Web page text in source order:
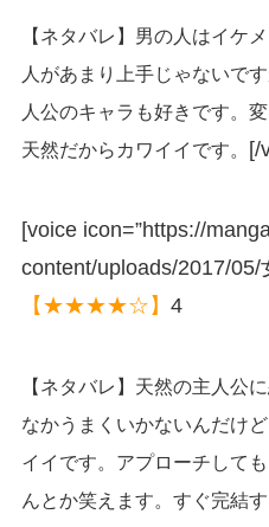
【ネタバレ】男の人はイケ
人があまり上手じゃないで
人公のキャラも好きです。
天然だからカワイイです。
[/
[voice icon=”https://
content/uploads/2017/05/
【★★★★☆】 4
【ネタバレ】天然の主人公
なかうまくいかないんだけ
イイです。アプローチして
んとか笑えます。すぐ完結